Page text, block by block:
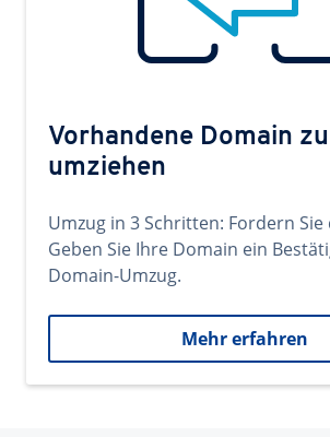
Vorhandene Domain
umziehen
Umzug in 3 Schritten: Fordern Sie
Geben Sie Ihre Domain ein
Domain-Umzug.
Mehr erfahren